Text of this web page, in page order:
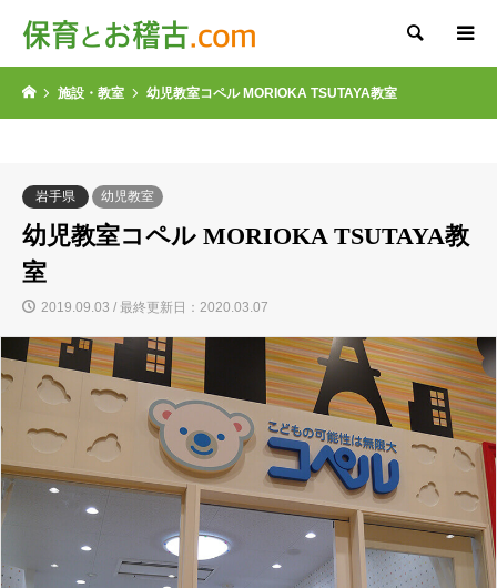
検索
施設・教室 幼児教室コペル MORIOKA TSUTAYA教室
岩手県 幼児教室
幼児教室コペル MORIOKA TSUTAYA教
室
2019.09.03 / 最終更新日：2020.03.07